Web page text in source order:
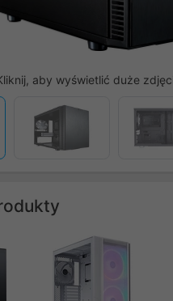
aby wyświetlić duże